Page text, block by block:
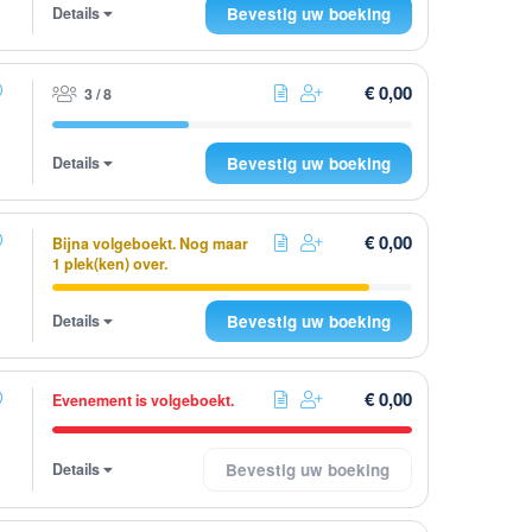
Details Bevestig uw boeking
3 / 8 € 0,00
Details Bevestig uw boeking
Bijna volgeboekt. Nog maar
1 plek(ken) over.
€ 0,00
Details Bevestig uw boeking
Evenement is volgeboekt. € 0,00
Details Bevestig uw boeking